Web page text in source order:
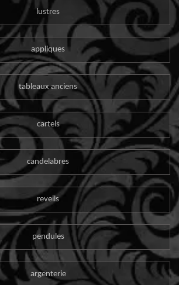
lustres
appliques
tableaux anciens
cartels
candelabres
reveils
pendules
argenterie